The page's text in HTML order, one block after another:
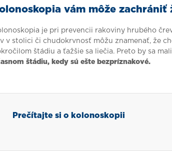
vám môže zachrániť
je pri prevencii rakoviny hrubého
v stolici či chudokrvnosť môžu znamenať, že
štádiu a ťažšie sa liečia. Preto by sa
štádiu, kedy sú ešte bezpríznakové.
Prečítajte si o kolonoskopii